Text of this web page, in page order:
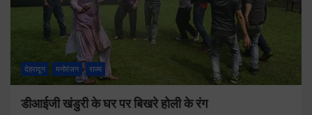
देहरादून मनोरंजन राज्य
डीआईजी खंडुरी के घर पर बिखरे होली के रंग